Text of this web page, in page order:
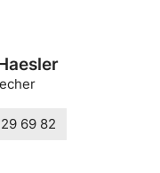
69 82